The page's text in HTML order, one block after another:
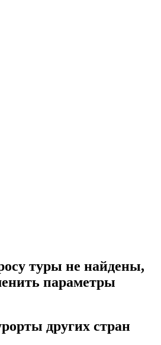
туры не найдены,
параметры
других стран